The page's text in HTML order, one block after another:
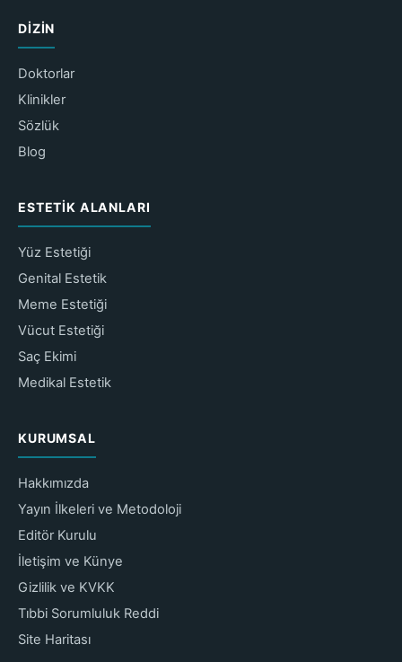
DIZIN
Doktorlar
Klinikler
Sözlük
Blog
ESTETIK ALANLARI
Yüz Estetiği
Genital Estetik
Meme Estetiği
Vücut Estetiği
Saç Ekimi
Medikal Estetik
KURUMSAL
Hakkımızda
Yayın İlkeleri ve Metodoloji
Editör Kurulu
İletişim ve Künye
Gizlilik ve KVKK
Tıbbi Sorumluluk Reddi
Site Haritası